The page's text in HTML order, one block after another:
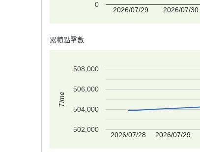
2026/07/29 2026/07/30
0
累積點擊數
2026/07/28 2026/07/29
502,000
504,000
506,000
508,000
Time